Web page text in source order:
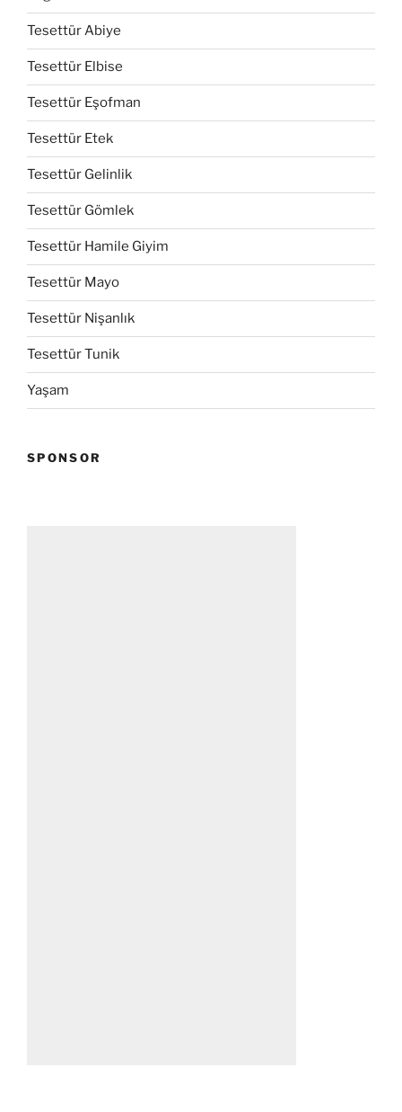
Tesettür Abiye
Tesettür Elbise
Tesettür Eşofman
Tesettür Etek
Tesettür Gelinlik
Tesettür Gömlek
Tesettür Hamile Giyim
Tesettür Mayo
Tesettür Nişanlık
Tesettür Tunik
Yaşam
SPONSOR